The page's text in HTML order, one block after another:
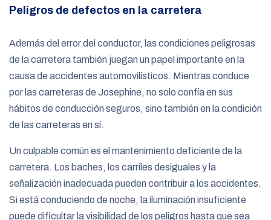
Peligros de defectos en la carretera
Además del error del conductor, las condiciones peligrosas
de la carretera también juegan un papel importante en la
causa de accidentes automovilísticos. Mientras conduce
por las carreteras de Josephine, no solo confía en sus
hábitos de conducción seguros, sino también en la condición
de las carreteras en sí.
Un culpable común es el mantenimiento deficiente de la
carretera. Los baches, los carriles desiguales y la
señalización inadecuada pueden contribuir a los accidentes.
Si está conduciendo de noche, la iluminación insuficiente
puede dificultar la visibilidad de los peligros hasta que sea